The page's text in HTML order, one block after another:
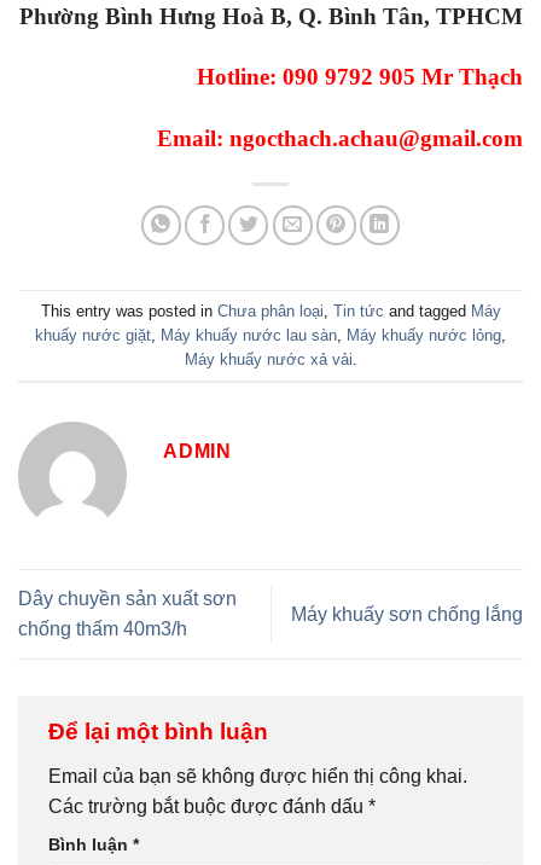
Phường Bình Hưng Hoà B, Q. Bình Tân, TPHCM
Hotline: 090 9792 905 Mr Thạch
Email: ngocthach.achau@gmail.com
This entry was posted in Chưa phân loại Tin tức and tagged Máy
khuấy nước giặt Máy khuấy nước lau sàn Máy khuấy nước lỏng
Máy khuấy nước xả vải
ADMIN
Dây chuyền sản xuất sơn
chống thấm 40m3/h
Máy khuấy sơn chống lắng
Để lại một bình luận
Email của bạn sẽ không được hiển thị công khai.
Các trường bắt buộc được đánh dấu *
Bình luận *